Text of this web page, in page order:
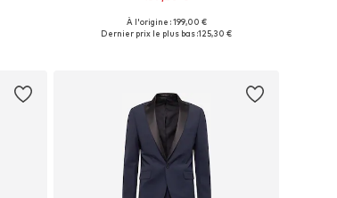
+3
Disponible en plusieurs tailles
À l'origine : 199,00 €
Dernier prix le plus bas :125,30 €